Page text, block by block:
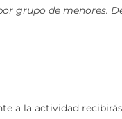
grupo de menores.
a la actividad